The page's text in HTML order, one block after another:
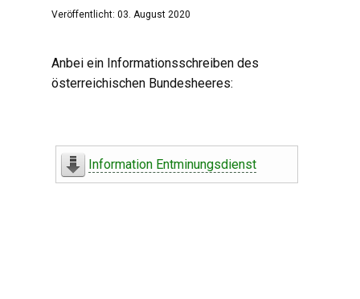
Veröffentlicht: 03. August 2020
Anbei ein Informationsschreiben des
österreichischen Bundesheeres:
Information Entminungsdienst